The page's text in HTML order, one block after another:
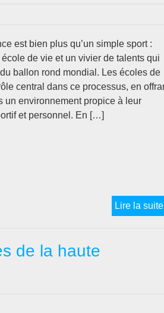
est bien plus qu’un simple sport :
école de vie et un vivier de talents qui
ballon rond mondial. Les écoles de
central dans ce processus, en
un environnement propice à leur
et personnel. En […]
Lire la
de la haute